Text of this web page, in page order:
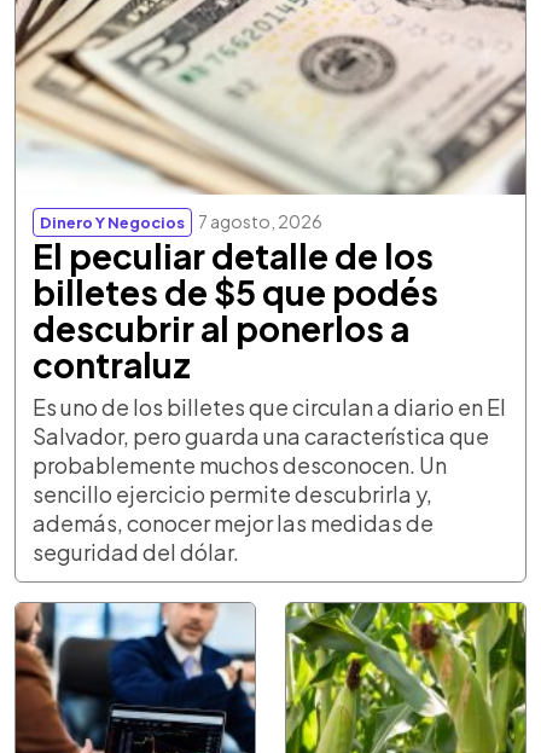
Dinero Y Negocios 7 agosto, 2026
El peculiar detalle de los
billetes de $5 que podés
descubrir al ponerlos a
contraluz
Es uno de los billetes que circulan a diario en El
Salvador, pero guarda una característica que
probablemente muchos desconocen. Un
sencillo ejercicio permite descubrirla y,
además, conocer mejor las medidas de
seguridad del dólar.